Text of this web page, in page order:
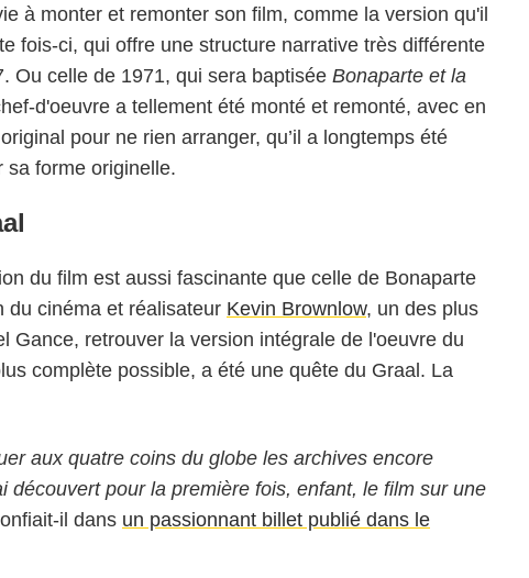
à monter et remonter son film, comme la version qu'il
fois-ci, qui offre une structure narrative très différente
Ou celle de 1971, qui sera baptisée Bonaparte et la
d'oeuvre a tellement été monté et remonté, avec en
pour ne rien arranger, qu’il a longtemps été
sa forme originelle.
du film est aussi fascinante que celle de Bonaparte
du cinéma et réalisateur Kevin Brownlow, un des plus
Gance, retrouver la version intégrale de l'oeuvre du
complète possible, a été une quête du Graal. La
aux quatre coins du globe les archives encore
découvert pour la première fois, enfant, le film sur une
il dans un passionnant billet publié dans le
Cinémathèque Française